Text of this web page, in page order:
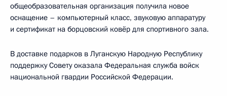
общеобразовательная организация получила новое
оснащение – компьютерный класс, звуковую аппаратуру
и сертификат на борцовский ковёр для спортивного зала.
В доставке подарков в Луганскую Народную Республику
поддержку Совету оказала Федеральная служба войск
национальной гвардии Российской Федерации.